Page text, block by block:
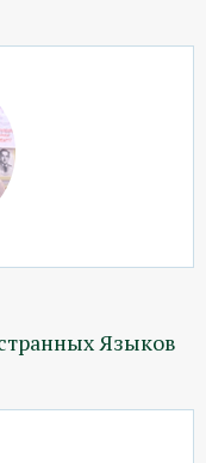
Языков